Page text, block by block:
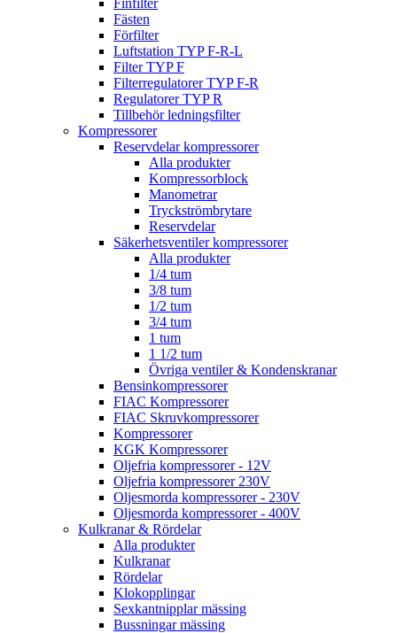
Finfilter
Fästen
Förfilter
Luftstation TYP F-R-L
Filter TYP F
Filterregulatorer TYP F-R
Regulatorer TYP R
Tillbehör ledningsfilter
Kompressorer
Reservdelar kompressorer
Alla produkter
Kompressorblock
Manometrar
Tryckströmbrytare
Reservdelar
Säkerhetsventiler kompressorer
Alla produkter
1/4 tum
3/8 tum
1/2 tum
3/4 tum
1 tum
1 1/2 tum
Övriga ventiler & Kondenskranar
Bensinkompressorer
FIAC Kompressorer
FIAC Skruvkompressorer
Kompressorer
KGK Kompressorer
Oljefria kompressorer - 12V
Oljefria kompressorer 230V
Oljesmorda kompressorer - 230V
Oljesmorda kompressorer - 400V
Kulkranar & Rördelar
Alla produkter
Kulkranar
Rördelar
Klokopplingar
Sexkantnipplar mässing
Bussningar mässing